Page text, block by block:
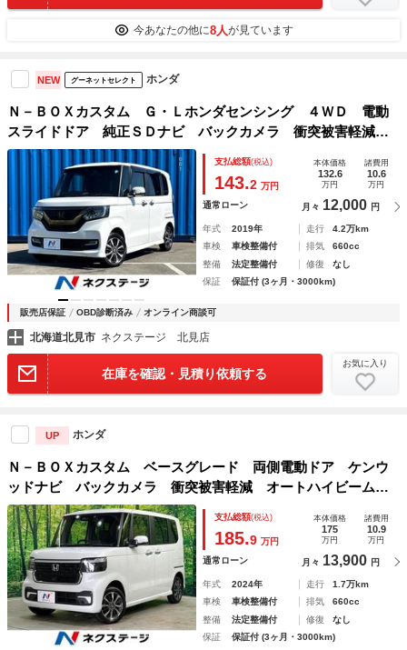
今あなたの他に8人が見ています
NEW グーネットセレクト ホンダ
Ｎ－ＢＯＸカスタム Ｇ・Ｌホンダセンシング ４ＷＤ 電動
スライドドア 純正ＳＤナビ バックカメラ 衝突被害軽減シ
ステム ドラレコ スマートキー ＬＥＤヘッド ビルトイン
ＥＴＣ 純正１４インチアルミ オートライト オートエアコ
支払総額(税込)
143.2 万円
本体価格
132.6
万円
諸費用
10.6
万円
通常ローン 月々 12,000 円
年式 2019年 走行
4.2万km
車検
車検整備付 排気
660cc
整備
法定整備付 修復
なし
保証
保証付 (3ヶ月・3000km)
販売店保証 OBD診断済み オンライン商談可
北海道北見市 ネクステージ 北見店
在庫を確認・見積り依頼する
お気に入り
UP ホンダ
Ｎ－ＢＯＸカスタム ベースグレード 両側電動ドア ケンウ
ッドナビ バックカメラ 衝突被害軽減 オートハイビーム
レーダークルーズ シートヒーター 電動パーキング オート
ブレーキホールド アイドリングストップ オートエアコン
ＬＥＤヘッド
支払総額(税込)
185.9 万円
本体価格
175
万円
諸費用
10.9
万円
通常ローン 月々 13,900 円
年式 2024年 走行
1.7万km
車検
車検整備付 排気
660cc
整備
法定整備付 修復
なし
保証
保証付 (3ヶ月・3000km)